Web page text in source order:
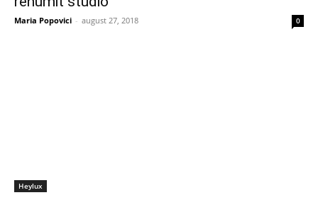
Maria Popovici - august 27, 2018 0
Heylux